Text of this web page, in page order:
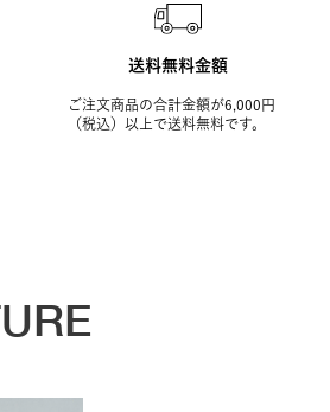
送料無料金額
ご注文商品の合計金額が6,000円
（税込）以上で送料無料です。